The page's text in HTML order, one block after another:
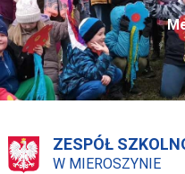
ZESPÓŁ
W MIEROSZYNIE